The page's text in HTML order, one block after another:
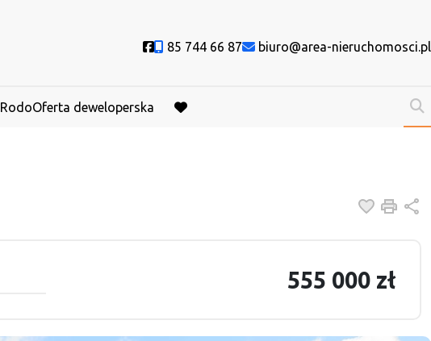
Social link
85 744 66 87 biuro@area-nieruchomosci.pl
RodoOferta deweloperska
favorite
Dodaj
555 000 zł